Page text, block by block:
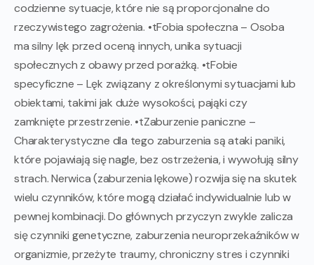
codzienne sytuacje, które nie są proporcjonalne do
rzeczywistego zagrożenia. •tFobia społeczna – Osoba
ma silny lęk przed oceną innych, unika sytuacji
społecznych z obawy przed porażką. •tFobie
specyficzne – Lęk związany z określonymi sytuacjami lub
obiektami, takimi jak duże wysokości, pająki czy
zamknięte przestrzenie. •tZaburzenie paniczne –
Charakterystyczne dla tego zaburzenia są ataki paniki,
które pojawiają się nagle, bez ostrzeżenia, i wywołują silny
strach. Nerwica (zaburzenia lękowe) rozwija się na skutek
wielu czynników, które mogą działać indywidualnie lub w
pewnej kombinacji. Do głównych przyczyn zwykle zalicza
się czynniki genetyczne, zaburzenia neuroprzekaźników w
organizmie, przeżyte traumy, chroniczny stres i czynniki